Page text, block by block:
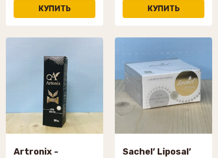
Artronix -
Sachel’ Liposal’